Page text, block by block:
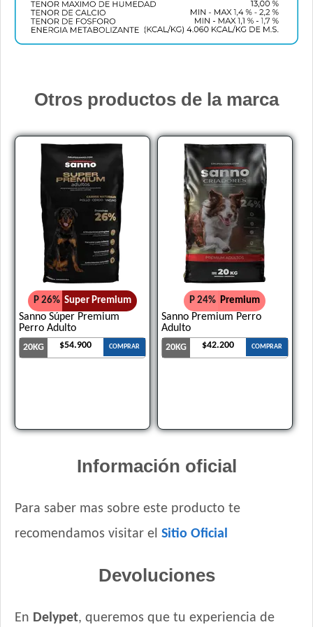
Otros productos de la marca
P 26% Super Premium
Sanno Súper Premium
Perro Adulto
20KG $54.900 COMPRAR
P 24% Premium
Sanno Premium Perro
Adulto
20KG $42.200 COMPRAR
Información oficial
Para saber mas sobre este producto te
recomendamos visitar el Sitio Oficial
Devoluciones
En Delypet, queremos que tu experiencia de